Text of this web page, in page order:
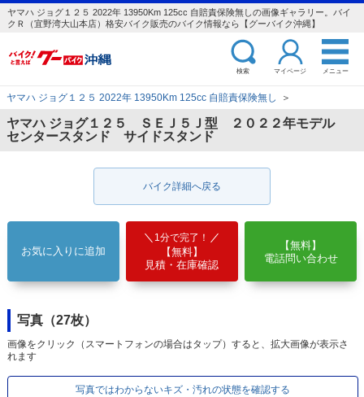
ヤマハ ジョグ１２５ 2022年 13950Km 125cc 自賠責保険無しの画像ギャラリー。バイ
クＲ（宜野湾大山本店）格安バイク販売のバイク情報なら【グーバイク沖縄】
検索 マイページ メニュー
ヤマハ ジョグ１２５ 2022年 13950Km 125cc 自賠責保険無し ＞
ヤマハ ジョグ１２５ ＳＥＪ５Ｊ型 ２０２２年モデル
センタースタンド サイドスタンド
バイク詳細へ戻る
お気に入りに追加
1分で完了！
【無料】
見積・在庫確認
【無料】
電話問い合わせ
写真（27枚）
画像をクリック（スマートフォンの場合はタップ）すると、拡大画像が表示さ
れます
写真ではわからないキズ・汚れの状態を確認する